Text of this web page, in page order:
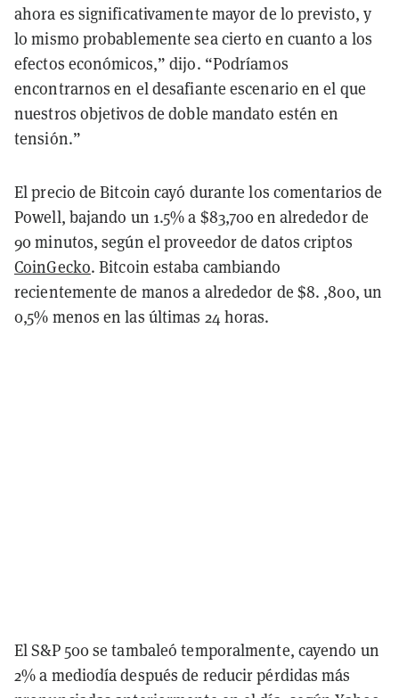
ahora es significativamente mayor de lo previsto, y
lo mismo probablemente sea cierto en cuanto a los
efectos económicos,” dijo. “Podríamos
encontrarnos en el desafiante escenario en el que
nuestros objetivos de doble mandato estén en
tensión.”
El precio de Bitcoin cayó durante los comentarios de
Powell, bajando un 1.5% a $83,700 en alrededor de
90 minutos, según el proveedor de datos criptos
CoinGecko. Bitcoin estaba cambiando
recientemente de manos a alrededor de $8. ,800, un
0,5% menos en las últimas 24 horas.
El S&P 500 se tambaleó temporalmente, cayendo un
2% a mediodía después de reducir pérdidas más